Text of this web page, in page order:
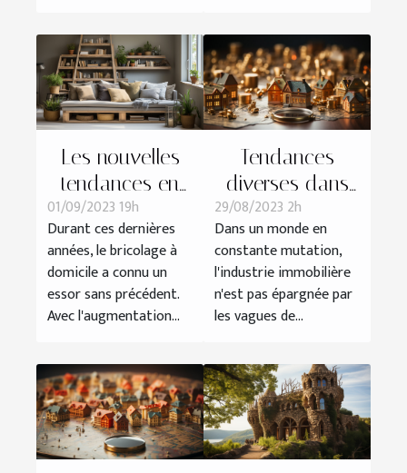
Les nouvelles
tendances en
bricolage à
domicile
01/09/2023 19h
Durant ces dernières
années, le bricolage à
domicile a connu un
essor sans précédent.
Avec l'augmentation...
Tendances
diverses dans
l'industrie
immobilière
29/08/2023 2h
Dans un monde en
constante mutation,
l'industrie immobilière
n'est pas épargnée par
les vagues de...